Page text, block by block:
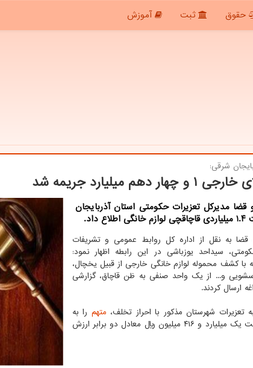
حقوق ثبت آموزش
شرقی:
میلیارد جریمه شد
مدیرکل تعزیرات حکومتی استان آذربایجان
به نقل از اداره کل روابط عمومی و تشریفات
سیداحد یوزباشی در این رابطه اظهار نمود:
با کشف محموله لوازم خانگی خارجی از قبیل یخچال،
و... از یک واحد صنفی به ظن قاچاق، گزارشی
ارسال کردند.
تعزیرات شهرستان مذکور با احراز تخلف، متهم را به
ضبط کالاها و پرداخت یک میلیارد و ۴۱۶ میلیون ریال معادل دو برابر ارزش